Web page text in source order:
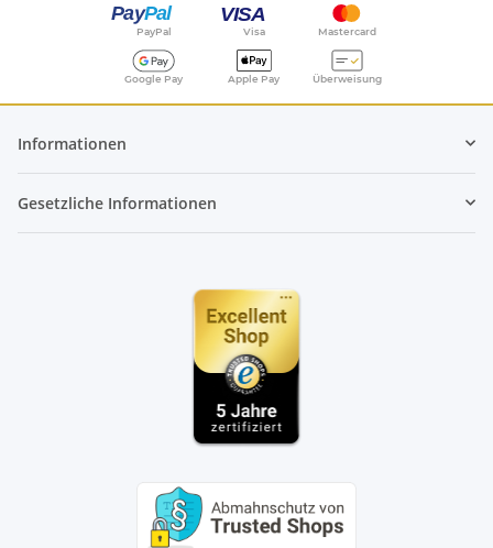
PayPal Visa Mastercard
Google Pay Apple Pay Überweisung
Informationen
Gesetzliche Informationen